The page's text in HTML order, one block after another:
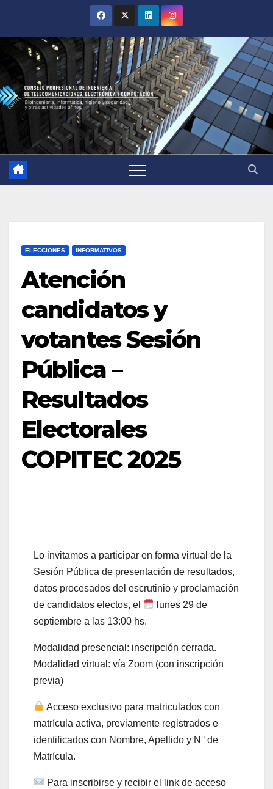
ELECCIONES INFORMATIVOS
Atención
candidatos y
votantes Sesión
Pública –
Resultados
Electorales
COPITEC 2025
Lo invitamos a participar en forma virtual de la
Sesión Pública de presentación de resultados,
datos procesados del escrutinio y proclamación
de candidatos electos, el
lunes 29 de
septiembre a las 13:00 hs.
Modalidad presencial: inscripción cerrada.
Modalidad virtual: vía Zoom (con inscripción
previa)
Acceso exclusivo para matriculados con
matrícula activa, previamente registrados e
identificados con Nombre, Apellido y N° de
Matrícula.
Para inscribirse y recibir el link de acceso